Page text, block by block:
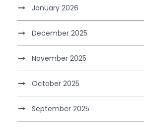
January 2026
December 2025
November 2025
October 2025
September 2025